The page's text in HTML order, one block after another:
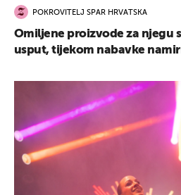
POKROVITELJ SPAR HRVATSKA
Omiljene proizvode za njegu
usput, tijekom nabavke